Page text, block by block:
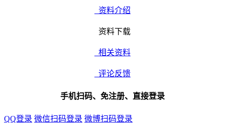
资料介绍
资料下载
相关资料
评论反馈
手机扫码、免注册、直接登录
QQ登录 微信扫码登录 微博扫码登录